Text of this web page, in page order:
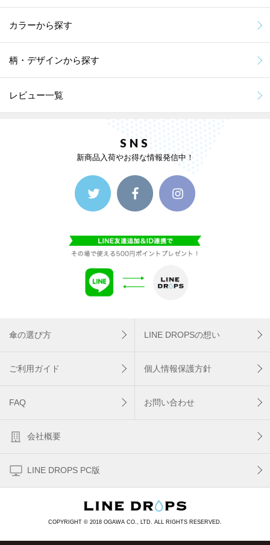
カラーから探す
柄・デザインから探す
レビュー一覧
SNS
新商品入荷やお得な情報発信中！
傘の選び方 LINE DROPSの想い
ご利用ガイド 個人情報保護方針
FAQ お問い合わせ
会社概要
LINE DROPS PC版
COPYRIGHT © 2018 OGAWA CO., LTD. ALL RIGHTS RESERVED.